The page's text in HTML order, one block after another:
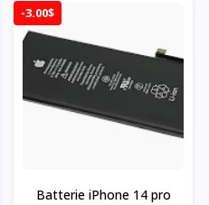
-3.00$
Batterie iPhone 14 pro